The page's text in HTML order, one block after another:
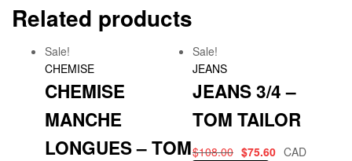
Related products
Sale!
CHEMISE
CHEMISE
MANCHE
LONGUES – TOM
Sale!
JEANS
JEANS 3/4 –
TOM TAILOR
$108.00 $75.60 CAD